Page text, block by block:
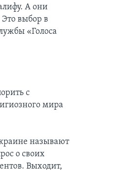
А они
выбор в
«Голоса
с
мира
называют
о своих
Выходит,